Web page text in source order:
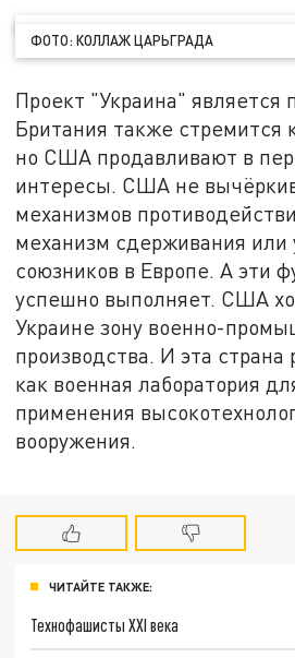
ФОТО: КОЛЛАЖ ЦАРЬГРАДА
Проект "Украина"
Британия также стремится
но США продавливают в
интересы. США не
механизмов
механизм сдерживания или
союзников в Европе. А эти
успешно выполняет. США
Украине зону военно-
производства. И эта страна
как военная лаборатория
применения
вооружения.
ЧИТАЙТЕ ТАКЖЕ:
Технофашисты XXI века